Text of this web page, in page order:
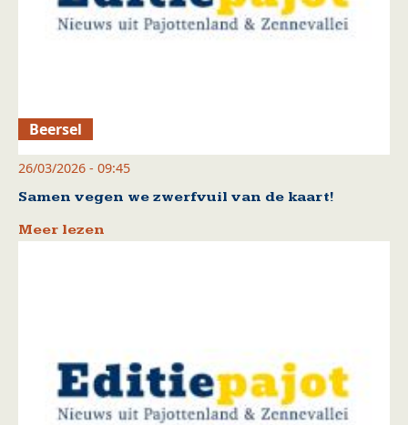
Beersel
26/03/2026 - 09:45
Samen vegen we zwerfvuil van de kaart!
Meer lezen